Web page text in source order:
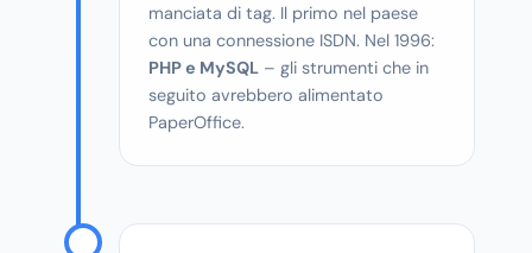
manciata di tag. Il primo nel paese
con una connessione ISDN. Nel 1996:
PHP e MySQL – gli strumenti che in
seguito avrebbero alimentato
PaperOffice.